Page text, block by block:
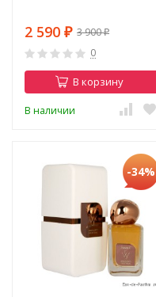
2 590 ₽ 3 900₽
0
В корзину
В наличии
-34%